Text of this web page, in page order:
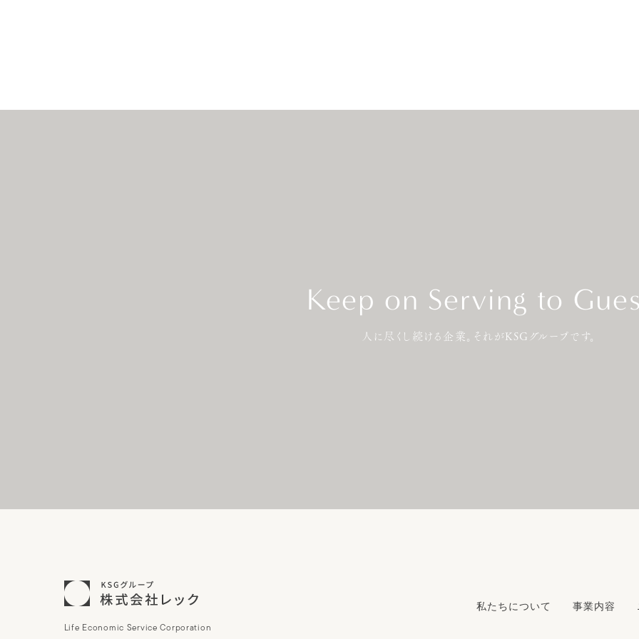
Keep on Serving to
人に尽くし続ける企業。それがKSGグループです。
Life Economic Service Corporation
私たちについて 事業内容